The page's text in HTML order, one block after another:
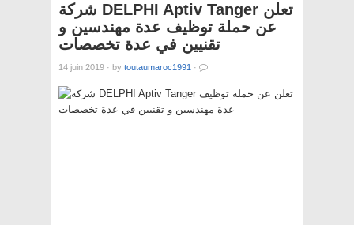
شركة DELPHI Aptiv Tanger تعلن
عن حملة توظيف عدة مهندسين و
تقنيين في عدة تخصصات
14 juin 2019 · by toutaumaroc1991 ·